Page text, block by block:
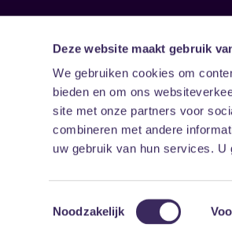
Deze website maakt gebruik
We gebruiken cookies om
bieden en om ons
site met onze partners voor
combineren met andere
uw gebruik van hun services.
Toestemmingsselectie
Noodzakelijk
Disclaimer
Toegankelijkheid
Privacy & cookies